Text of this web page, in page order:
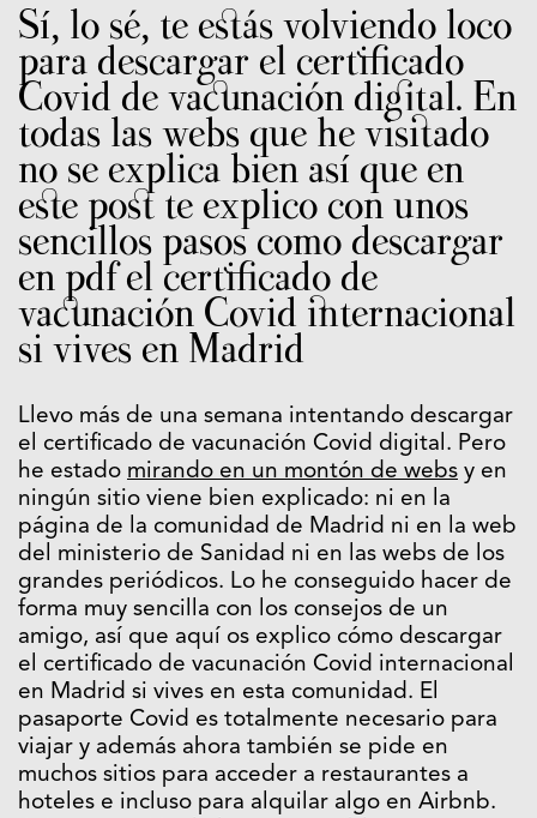
Sí, lo sé, te estás volviendo loco
para descargar el certificado
Covid de vacunación digital. En
todas las webs que he visitado
no se explica bien así que en
este post te explico con unos
sencillos pasos como descargar
en pdf el certificado de
vacunación Covid internacional
si vives en Madrid
Llevo más de una semana intentando descargar
el certificado de vacunación Covid digital. Pero
he estado mirando en un montón de webs y en
ningún sitio viene bien explicado: ni en la
página de la comunidad de Madrid ni en la web
del ministerio de Sanidad ni en las webs de los
grandes periódicos. Lo he conseguido hacer de
forma muy sencilla con los consejos de un
amigo, así que aquí os explico cómo descargar
el certificado de vacunación Covid internacional
en Madrid si vives en esta comunidad. El
pasaporte Covid es totalmente necesario para
viajar y además ahora también se pide en
muchos sitios para acceder a restaurantes a
hoteles e incluso para alquilar algo en Airbnb.